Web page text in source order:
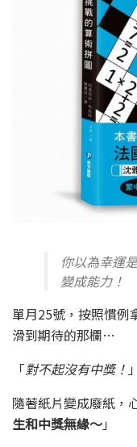
你以為幸運
變成能力！
單月25號，按照慣例
滑到期待的那欄…
「對不起沒有中獎！ 」
隨著紙片變成廢紙，
生和中獎無緣～」